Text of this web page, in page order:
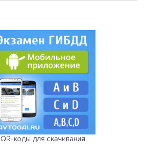
QR-коды для скачивания